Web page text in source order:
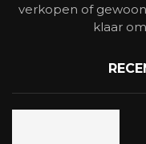
verkopen of
klaar